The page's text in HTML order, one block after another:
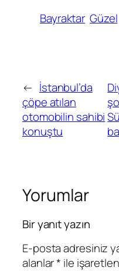
Bayraktar Güzel
← İstanbul’da
çöpe atılan
otomobilin sahibi
konuştu
Yorumlar
Bir yanıt yazın
E-posta adresiniz
alanlar* ile